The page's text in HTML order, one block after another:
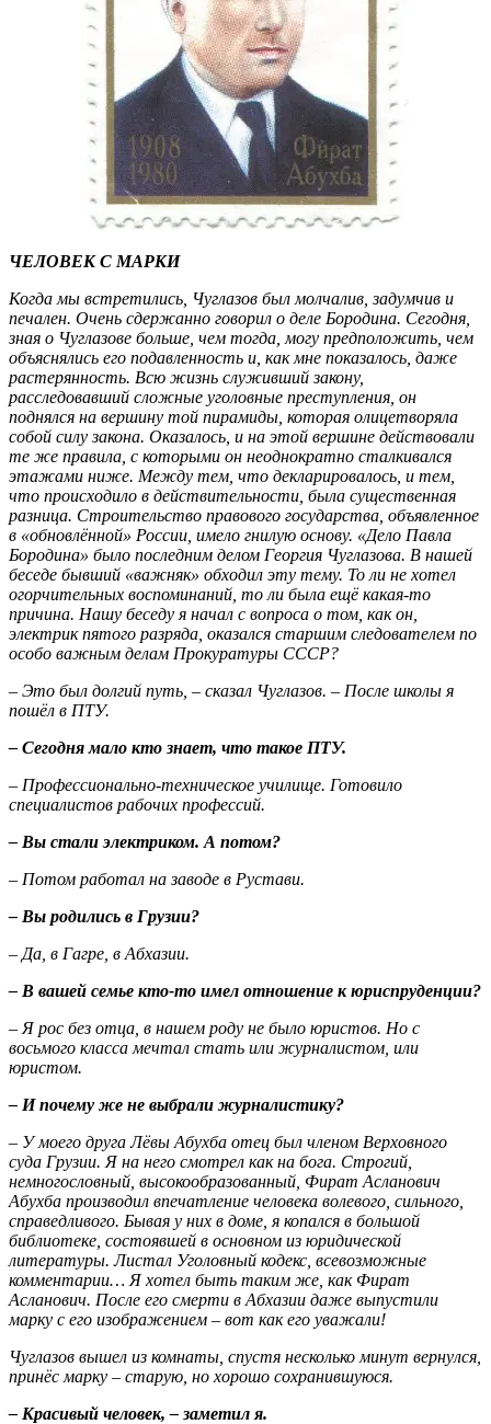
ЧЕЛОВЕК С МАРКИ
Когда мы встретились, Чуглазов был молчалив, задумчив и
печален. Очень сдержанно говорил о деле Бородина. Сегодня,
зная о Чуглазове больше, чем тогда, могу предположить, чем
объяснялись его подавленность и, как мне показалось, даже
растерянность. Всю жизнь служивший закону,
расследовавший сложные уголовные преступления, он
поднялся на вершину той пирамиды, которая олицетворяла
собой силу закона. Оказалось, и на этой вершине действовали
те же правила, с которыми он неоднократно сталкивался
этажами ниже. Между тем, что декларировалось, и тем,
что происходило в действительности, была существенная
разница. Строительство правового государства, объявленное
в «обновлённой» России, имело гнилую основу. «Дело Павла
Бородина» было последним делом Георгия Чуглазова. В нашей
беседе бывший «важняк» обходил эту тему. То ли не хотел
огорчительных воспоминаний, то ли была ещё какая-то
причина. Нашу беседу я начал с вопроса о том, как он,
электрик пятого разряда, оказался старшим следователем по
особо важным делам Прокуратуры СССР?
– Это был долгий путь, – сказал Чуглазов. – После школы я
пошёл в ПТУ.
– Сегодня мало кто знает, что такое ПТУ.
– Профессионально-техническое училище. Готовило
специалистов рабочих профессий.
– Вы стали электриком. А потом?
– Потом работал на заводе в Рустави.
– Вы родились в Грузии?
– Да, в Гагре, в Абхазии.
– В вашей семье кто-то имел отношение к юриспруденции?
– Я рос без отца, в нашем роду не было юристов. Но с
восьмого класса мечтал стать или журналистом, или
юристом.
– И почему же не выбрали журналистику?
– У моего друга Лёвы Абухба отец был членом Верховного
суда Грузии. Я на него смотрел как на бога. Строгий,
немногословный, высокообразованный, Фират Асланович
Абухба производил впечатление человека волевого, сильного,
справедливого. Бывая у них в доме, я копался в большой
библиотеке, состоявшей в основном из юридической
литературы. Листал Уголовный кодекс, всевозможные
комментарии… Я хотел быть таким же, как Фират
Асланович. После его смерти в Абхазии даже выпустили
марку с его изображением – вот как его уважали!
Чуглазов вышел из комнаты, спустя несколько минут вернулся,
принёс марку – старую, но хорошо сохранившуюся.
– Красивый человек, – заметил я.